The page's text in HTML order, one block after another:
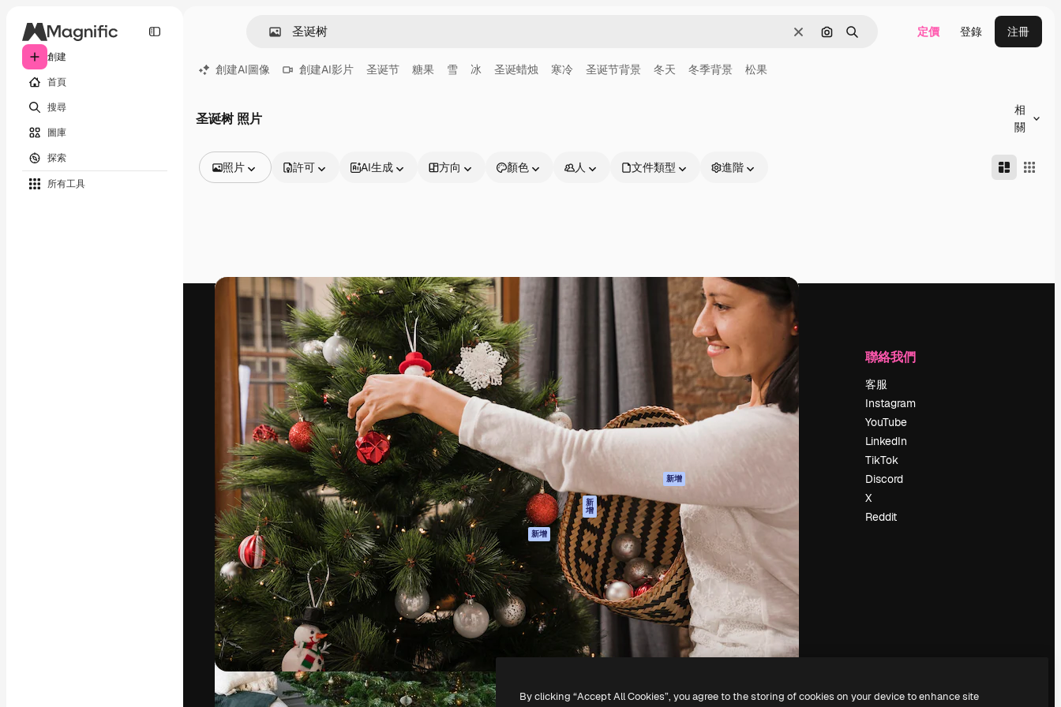
創建
首頁
搜尋
圖庫
探索
所有工具
清除 通過圖像搜索
搜尋 定價 登錄 注冊
創建AI圖像 創建AI影片 圣诞节 糖果 雪 冰 圣诞蜡烛 寒冷 圣诞节背景 冬天 冬季背景 松果
圣诞树 照片
相
關
照片
視頻
影片範本
許可 AI生成 方向 顏色 人 文件類型 進階
引導你創作出最佳作品的創意平台。擁有超過
100萬訂閱者，涵蓋創意人士、企業、代理商
和工作室。
繁體中文 (香港)
產品
Spaces
AI助手
AI圖像生成器
AI視頻生成器
AI語音生成器
圖庫內容
MCP用於
Claude/ChatGPT
新
增
AI助手 新增
API
流動應用程式
所有Magnific工具
文件
客服
使用條款
新增
Cookie 政策
信任中心
聯盟夥伴
企業
定價
關於我們
評論
Slidesgo
出售內容
新聞室
正在尋找
magnific.ai
聯絡我們
客服
Instagram
YouTube
LinkedIn
TikTok
Discord
X
Reddit
Copyright © 2010-2026Freepik Company S.L.U. 版權所有
By clicking “Accept All Cookies”, you agree to the storing of cookies on your device to enhance site